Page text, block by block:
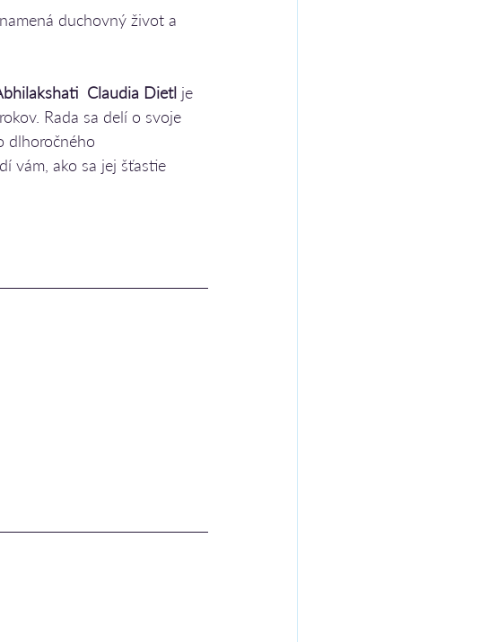
duchovný život a
Claudia Dietl je
Rada sa delí o svoje
dlhoročného
vám, ako sa jej šťastie